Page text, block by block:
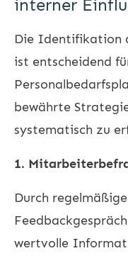
interner
Die Identifikation
ist entscheidend
bewährte
systematisch zu
1.
Durch regelmäßige
wertvolle